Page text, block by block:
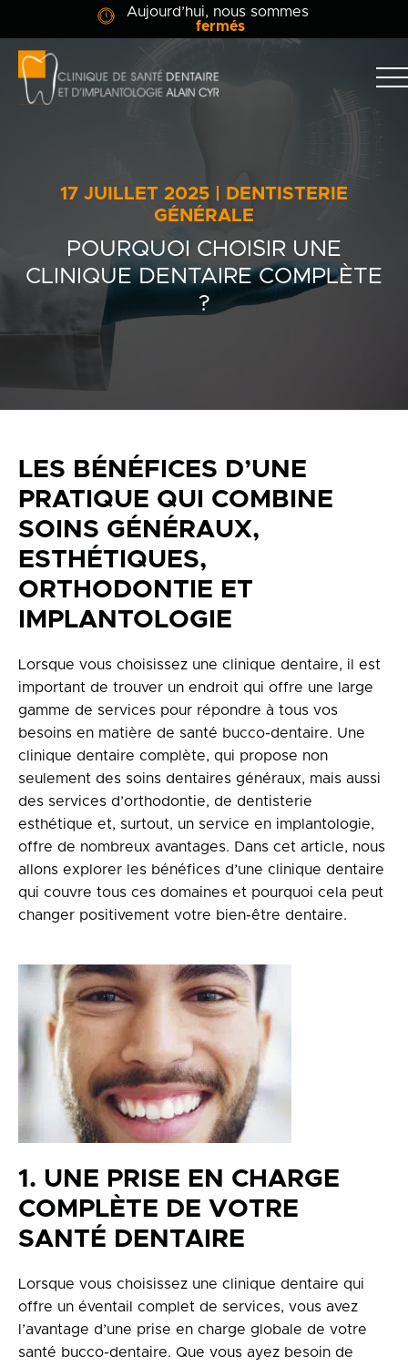
Aujourd’hui, nous sommes
fermés
dentaire
Alain
Cyr
Clinique
Info-patient
Politique de confidentialité
en
100 Bd de Mortagne
Boucherville, QC J4B 5M7
450 906-4606
17 JUILLET 2025 | DENTISTERIE
GÉNÉRALE
POURQUOI CHOISIR UNE
CLINIQUE DENTAIRE COMPLÈTE
?
LES BÉNÉFICES D’UNE
PRATIQUE QUI COMBINE
SOINS GÉNÉRAUX,
ESTHÉTIQUES,
ORTHODONTIE ET
IMPLANTOLOGIE
Lorsque vous choisissez une clinique dentaire, il est
important de trouver un endroit qui offre une large
gamme de services pour répondre à tous vos
besoins en matière de santé bucco-dentaire. Une
clinique dentaire complète, qui propose non
seulement des soins dentaires généraux, mais aussi
des services d’orthodontie, de dentisterie
esthétique et, surtout, un service en implantologie,
offre de nombreux avantages. Dans cet article, nous
allons explorer les bénéfices d’une clinique dentaire
qui couvre tous ces domaines et pourquoi cela peut
changer positivement votre bien-être dentaire.
1. UNE PRISE EN CHARGE
COMPLÈTE DE VOTRE
SANTÉ DENTAIRE
Lorsque vous choisissez une clinique dentaire qui
offre un éventail complet de services, vous avez
l’avantage d’une prise en charge globale de votre
santé bucco-dentaire. Que vous ayez besoin de